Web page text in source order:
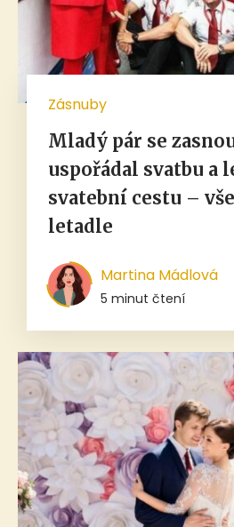
Zásnuby
Mladý pár se
uspořádal svatbu a
svatební cestu –
letadle
Martina Mádlová
5 minut čtení